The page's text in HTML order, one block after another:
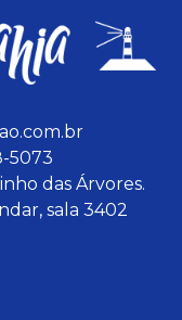
5073
das Árvores.
sala 3402